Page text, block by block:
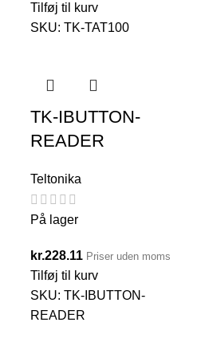
Tilføj til kurv
SKU: TK-TAT100
TK-IBUTTON-
READER
Teltonika
På lager
kr.228.11 Priser uden moms
Tilføj til kurv
SKU: TK-IBUTTON-
READER